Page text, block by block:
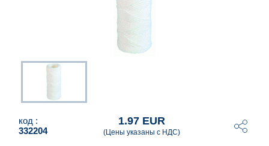
код :
332204
1.97 EUR
(Цены указаны с НДС)